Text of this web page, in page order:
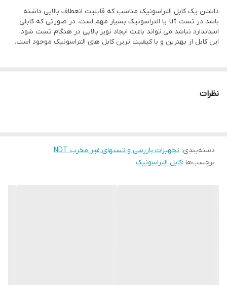
داشتن یک کابل التراسونیک مناسب که قابلیت انعطاف بالایی داشته
باشد در تست ut یا التراسونیک بسیار مهم است. در صورتی که کابلی
استاندارد نباشد می تواند باعث ایجاد نویز بالایی در هنگام تست شود.
این کابل از بهترین و با کیفیت ترین کابل های التراسونیک موجود است.
نظرات
دسته‌بندی: تجهیزات بازرسی و تستهای غیر مخرب NDT
برچسب‌ها :کابل التراسونیک